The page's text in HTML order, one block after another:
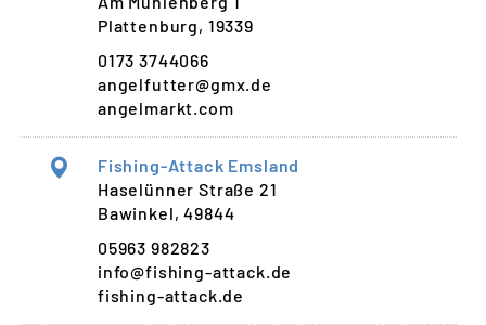
Plattenburg, 19339
0173 3744066
angelfutter@gmx.de
angelmarkt.com
Fishing-Attack Emsland
Haselünner Straße 21
Bawinkel, 49844
05963 982823
info@fishing-attack.de
fishing-attack.de